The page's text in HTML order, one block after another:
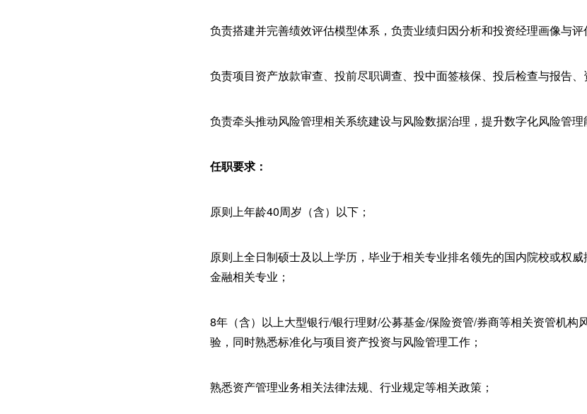
负责搭建并完善绩效评估模型体系，负责业绩归因分析和投资经理画像与评
负责项目资产放款审查、投前尽职调查、投中面签核保、投后检查与报告、
负责牵头推动风险管理相关系统建设与风险数据治理，提升数字化风险管理
任职要求：
原则上年龄40周岁（含）以下；
原则上全日制硕士及以上学历，毕业于相关专业排名领先的国内院校或权威
金融相关专业；
8年（含）以上大型银行/银行理财/公募基金/保险资管/券商等相关资管机构
验，同时熟悉标准化与项目资产投资与风险管理工作；
熟悉资产管理业务相关法律法规、行业规定等相关政策；